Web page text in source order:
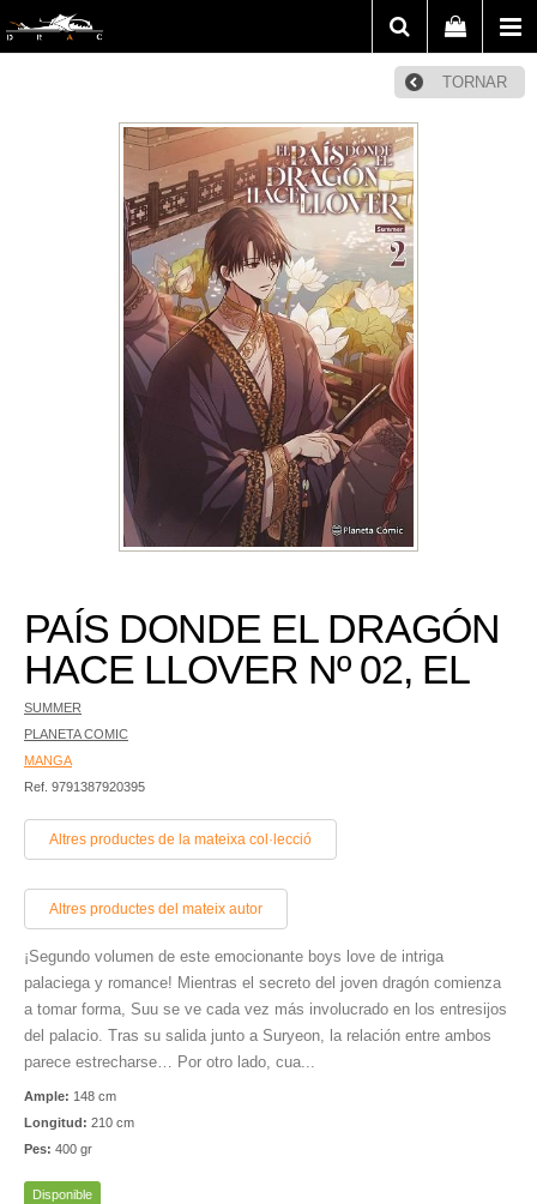
TORNAR
PAÍS DONDE EL DRAGÓN
HACE LLOVER Nº 02, EL
SUMMER
PLANETA COMIC
MANGA
Ref. 9791387920395
Altres productes de la mateixa col·lecció
Altres productes del mateix autor
¡Segundo volumen de este emocionante boys love de intriga
palaciega y romance! Mientras el secreto del joven dragón comienza
a tomar forma, Suu se ve cada vez más involucrado en los entresijos
del palacio. Tras su salida junto a Suryeon, la relación entre ambos
parece estrecharse… Por otro lado, cua...
Ample: 148 cm
Longitud: 210 cm
Pes: 400 gr
Disponible